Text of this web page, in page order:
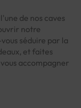
de nos caves
notre
séduire par la
et faites
accompagner